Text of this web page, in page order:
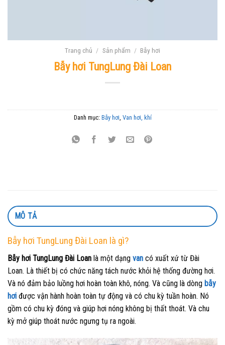
Trang chủ / Sản phẩm / Bẫy hơi
Bẫy hơi TungLung Đài Loan
Danh mục: Bẫy hơi, Van hơi, khí
MÔ TẢ
Bẫy hơi TungLung Đài Loan là gì?
Bẫy hơi TungLung Đài Loan là một dạng van có xuất xứ từ Đài
Loan. Là thiết bị có chức năng tách nước khỏi hệ thống đường hơi.
Và nó đảm bảo luồng hơi hoàn toàn khô, nóng. Và cũng là dòng bẫy
hơi được vận hành hoàn toàn tự động và có chu kỳ tuần hoàn. Nó
gồm có chu kỳ đóng và giúp hơi nóng không bị thất thoát. Và chu
kỳ mở giúp thoát nước ngưng tụ ra ngoài.